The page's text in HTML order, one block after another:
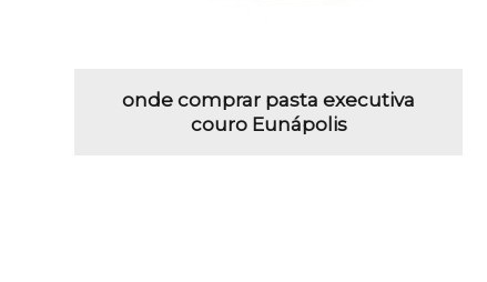
onde comprar pasta executiva
couro Eunápolis